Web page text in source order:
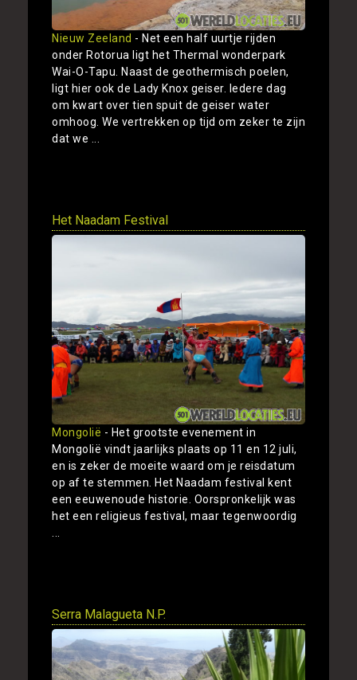
Nieuw Zeeland - Net een half uurtje rijden
onder Rotorua ligt het Thermal wonderpark
Wai-O-Tapu. Naast de geothermisch poelen,
ligt hier ook de Lady Knox geiser. Iedere dag
om kwart over tien spuit de geiser water
omhoog. We vertrekken op tijd om zeker te zijn
dat we ...
Het Naadam Festival
Mongolië - Het grootste evenement in
Mongolië vindt jaarlijks plaats op 11 en 12 juli,
en is zeker de moeite waard om je reisdatum
op af te stemmen. Het Naadam festival kent
een eeuwenoude historie. Oorspronkelijk was
het een religieus festival, maar tegenwoordig
Serra Malagueta N.P.